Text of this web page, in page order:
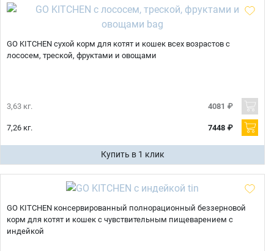
GO KITCHEN сухой корм для котят и кошек всех возрастов с
лососем, треской, фруктами и овощами
3,63 кг. 4081 ₽
7,26 кг. 7448 ₽
Купить в 1 клик
GO KITCHEN консервированный полнорационный беззерновой
корм для котят и кошек с чувствительным пищеварением с
индейкой